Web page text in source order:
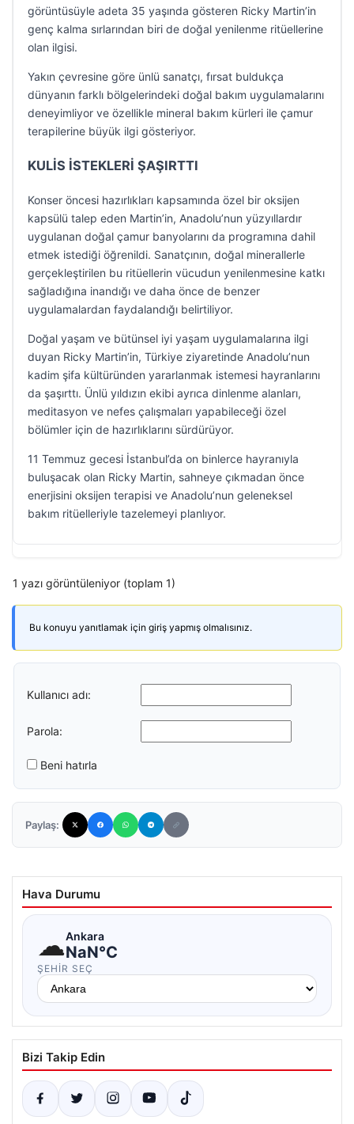
görüntüsüyle adeta 35 yaşında gösteren Ricky Martin’in
genç kalma sırlarından biri de doğal yenilenme ritüellerine
olan ilgisi.
Yakın çevresine göre ünlü sanatçı, fırsat buldukça
dünyanın farklı bölgelerindeki doğal bakım uygulamalarını
deneyimliyor ve özellikle mineral bakım kürleri ile çamur
terapilerine büyük ilgi gösteriyor.
KULİS İSTEKLERİ ŞAŞIRTTI
Konser öncesi hazırlıkları kapsamında özel bir oksijen
kapsülü talep eden Martin’in, Anadolu’nun yüzyıllardır
uygulanan doğal çamur banyolarını da programına dahil
etmek istediği öğrenildi. Sanatçının, doğal minerallerle
gerçekleştirilen bu ritüellerin vücudun yenilenmesine katkı
sağladığına inandığı ve daha önce de benzer
uygulamalardan faydalandığı belirtiliyor.
Doğal yaşam ve bütünsel iyi yaşam uygulamalarına ilgi
duyan Ricky Martin’in, Türkiye ziyaretinde Anadolu’nun
kadim şifa kültüründen yararlanmak istemesi hayranlarını
da şaşırttı. Ünlü yıldızın ekibi ayrıca dinlenme alanları,
meditasyon ve nefes çalışmaları yapabileceği özel
bölümler için de hazırlıklarını sürdürüyor.
11 Temmuz gecesi İstanbul’da on binlerce hayranıyla
buluşacak olan Ricky Martin, sahneye çıkmadan önce
enerjisini oksijen terapisi ve Anadolu’nun geleneksel
bakım ritüelleriyle tazelemeyi planlıyor.
1 yazı görüntüleniyor (toplam 1)
Bu konuyu yanıtlamak için giriş yapmış olmalısınız.
Kullanıcı adı:
Parola:
Beni hatırla
Paylaş:
Hava Durumu
☁Ankara
NaN°C
ŞEHIR SEÇ
Bizi Takip Edin